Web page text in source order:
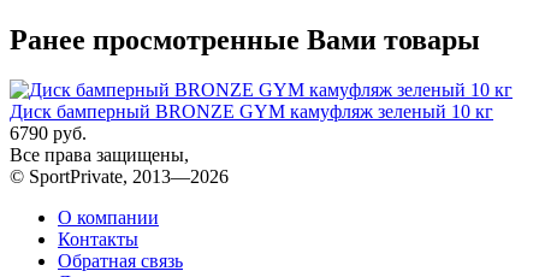
Ранее просмотренные Вами товары
Диск бамперный BRONZE GYM камуфляж зеленый 10 кг
6790 руб.
Все права защищены,
© SportPrivate, 2013—2026
О компании
Контакты
Обратная связь